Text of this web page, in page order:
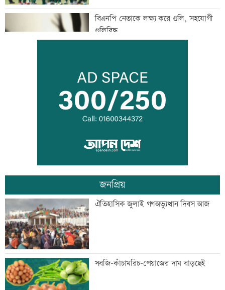
বিএনপি নেতাকে লক্ষ্য করে গুলি, সহযোগী
গুলিবিদ্ধ
কর্মক্ষেত্রে দায়িত্ব পালনও ইবাদতের অংশ
শিশুদের সুরক্ষায় ব্যর্থ, মেটাকে সাড়ে ১১
হাজার কোটি টাকা জরিমানা
এক দিনের ব্যবধানে কমলো স্বর্ণের দাম, আজ
থেকেই কার্যকর
বগি লাইনচ্যুত, ঢাকা-ময়মনসিংহ রেল চলাচল
বন্ধ
জনপ্রিয়
ঐতিহাসিক জুলাই গণঅভ্যুত্থান দিবস আজ
সবজি-কাঁচামরিচ-পেয়াজের দাম বাড়ছেই